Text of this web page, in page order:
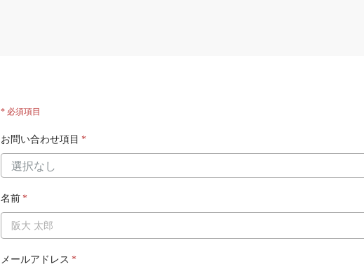
* 必須項目
お問い合わせ項目 *
名前 *
メールアドレス *